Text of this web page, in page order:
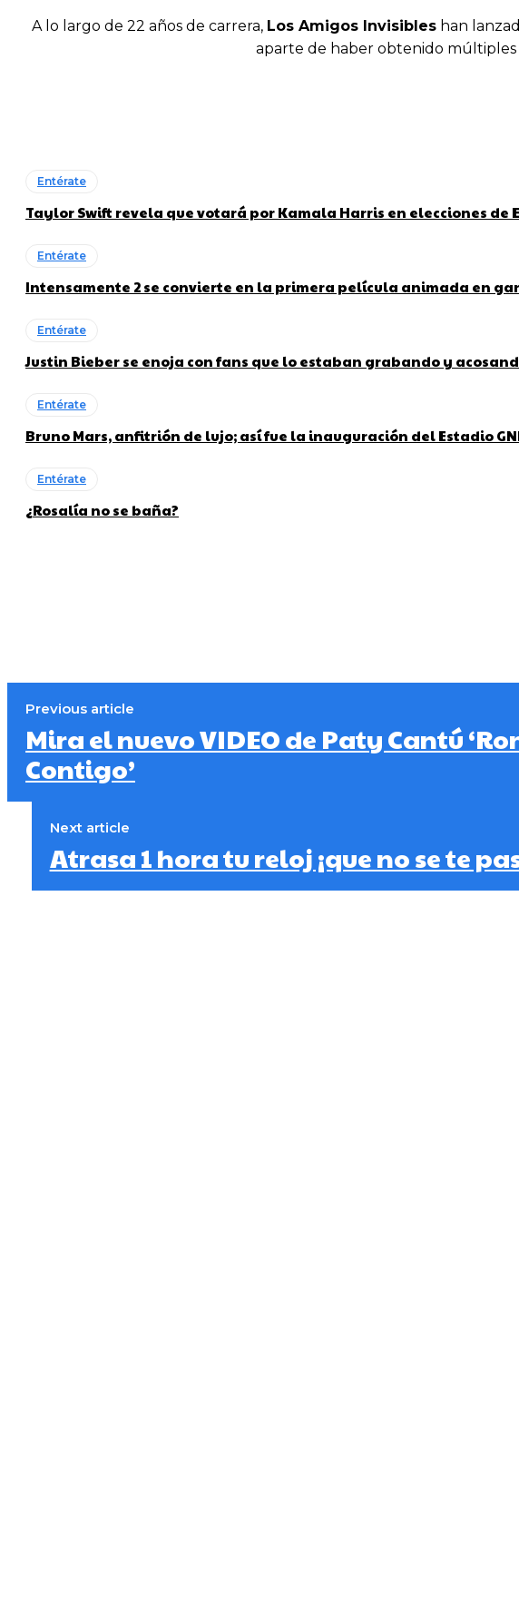
A lo largo de 22 años de carrera, Los Amigos Invisibleshan
aparte de haber obtenido múltiples
Entérate
Taylor Swift revela que votará por Kamala Harris en elecciones de
Entérate
Intensamente 2 se convierte en la primera película animada en
Entérate
Justin Bieber se enoja con fans que lo estaban grabando y
Entérate
Bruno Mars, anfitrión de lujo; así fue la inauguración del Estadio
Entérate
¿Rosalía no se baña?
Previous article
Mira el nuevo VIDEO de Paty Cantú
Contigo’
Next article
Atrasa 1 hora tu reloj ¡que no se te